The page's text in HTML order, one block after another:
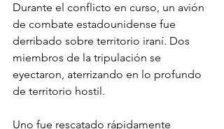
Durante el conflicto en curso, un avión
de combate estadounidense fue
derribado sobre territorio iraní. Dos
miembros de la tripulación se
eyectaron, aterrizando en lo profundo
de territorio hostil.
Uno fue rescatado rápidamente